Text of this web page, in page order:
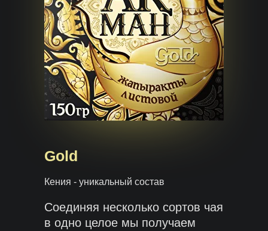
Gold
Соединяя несколько сортов чая
в одно целое мы получаем
Кения - уникальный состав